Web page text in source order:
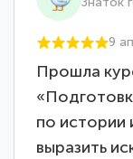
9
Прошла
по истории
выразить